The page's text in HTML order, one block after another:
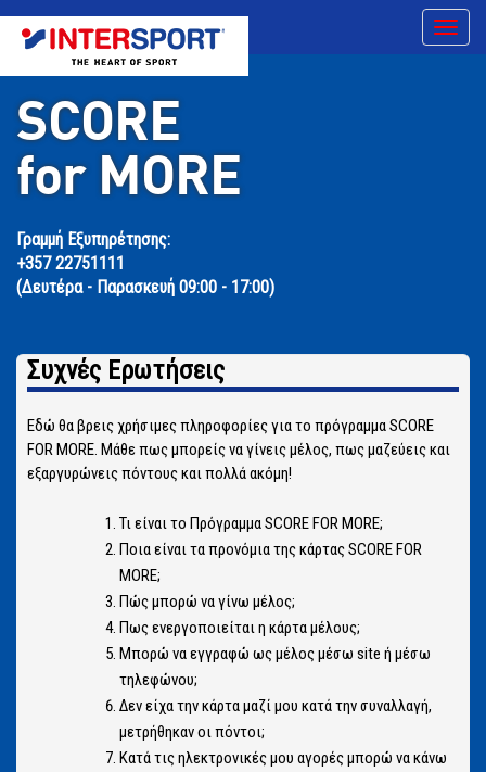
Toggle
SCORE
for MORE
Γραμμή Εξυπηρέτησης:
+357 22751111
(Δευτέρα - Παρασκευή 09:00 - 17:00)
Συχνές Ερωτήσεις
Εδώ θα βρεις χρήσιμες πληροφορίες για το πρόγραμμα SCORE
FOR MORE. Μάθε πως μπορείς να γίνεις μέλος, πως μαζεύεις και
εξαργυρώνεις πόντους και πολλά ακόμη!
Τι είναι το Πρόγραμμα SCORE FOR MORE;
Ποια είναι τα προνόμια της κάρτας SCORE FOR
MORE;
Πώς μπορώ να γίνω μέλος;
Πως ενεργοποιείται η κάρτα μέλους;
Μπορώ να εγγραφώ ως μέλος μέσω site ή μέσω
τηλεφώνου;
Δεν είχα την κάρτα μαζί μου κατά την συναλλαγή,
μετρήθηκαν οι πόντοι;
Κατά τις ηλεκτρονικές μου αγορές μπορώ να κάνω